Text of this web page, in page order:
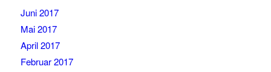
Juni 2017
Mai 2017
April 2017
Februar 2017